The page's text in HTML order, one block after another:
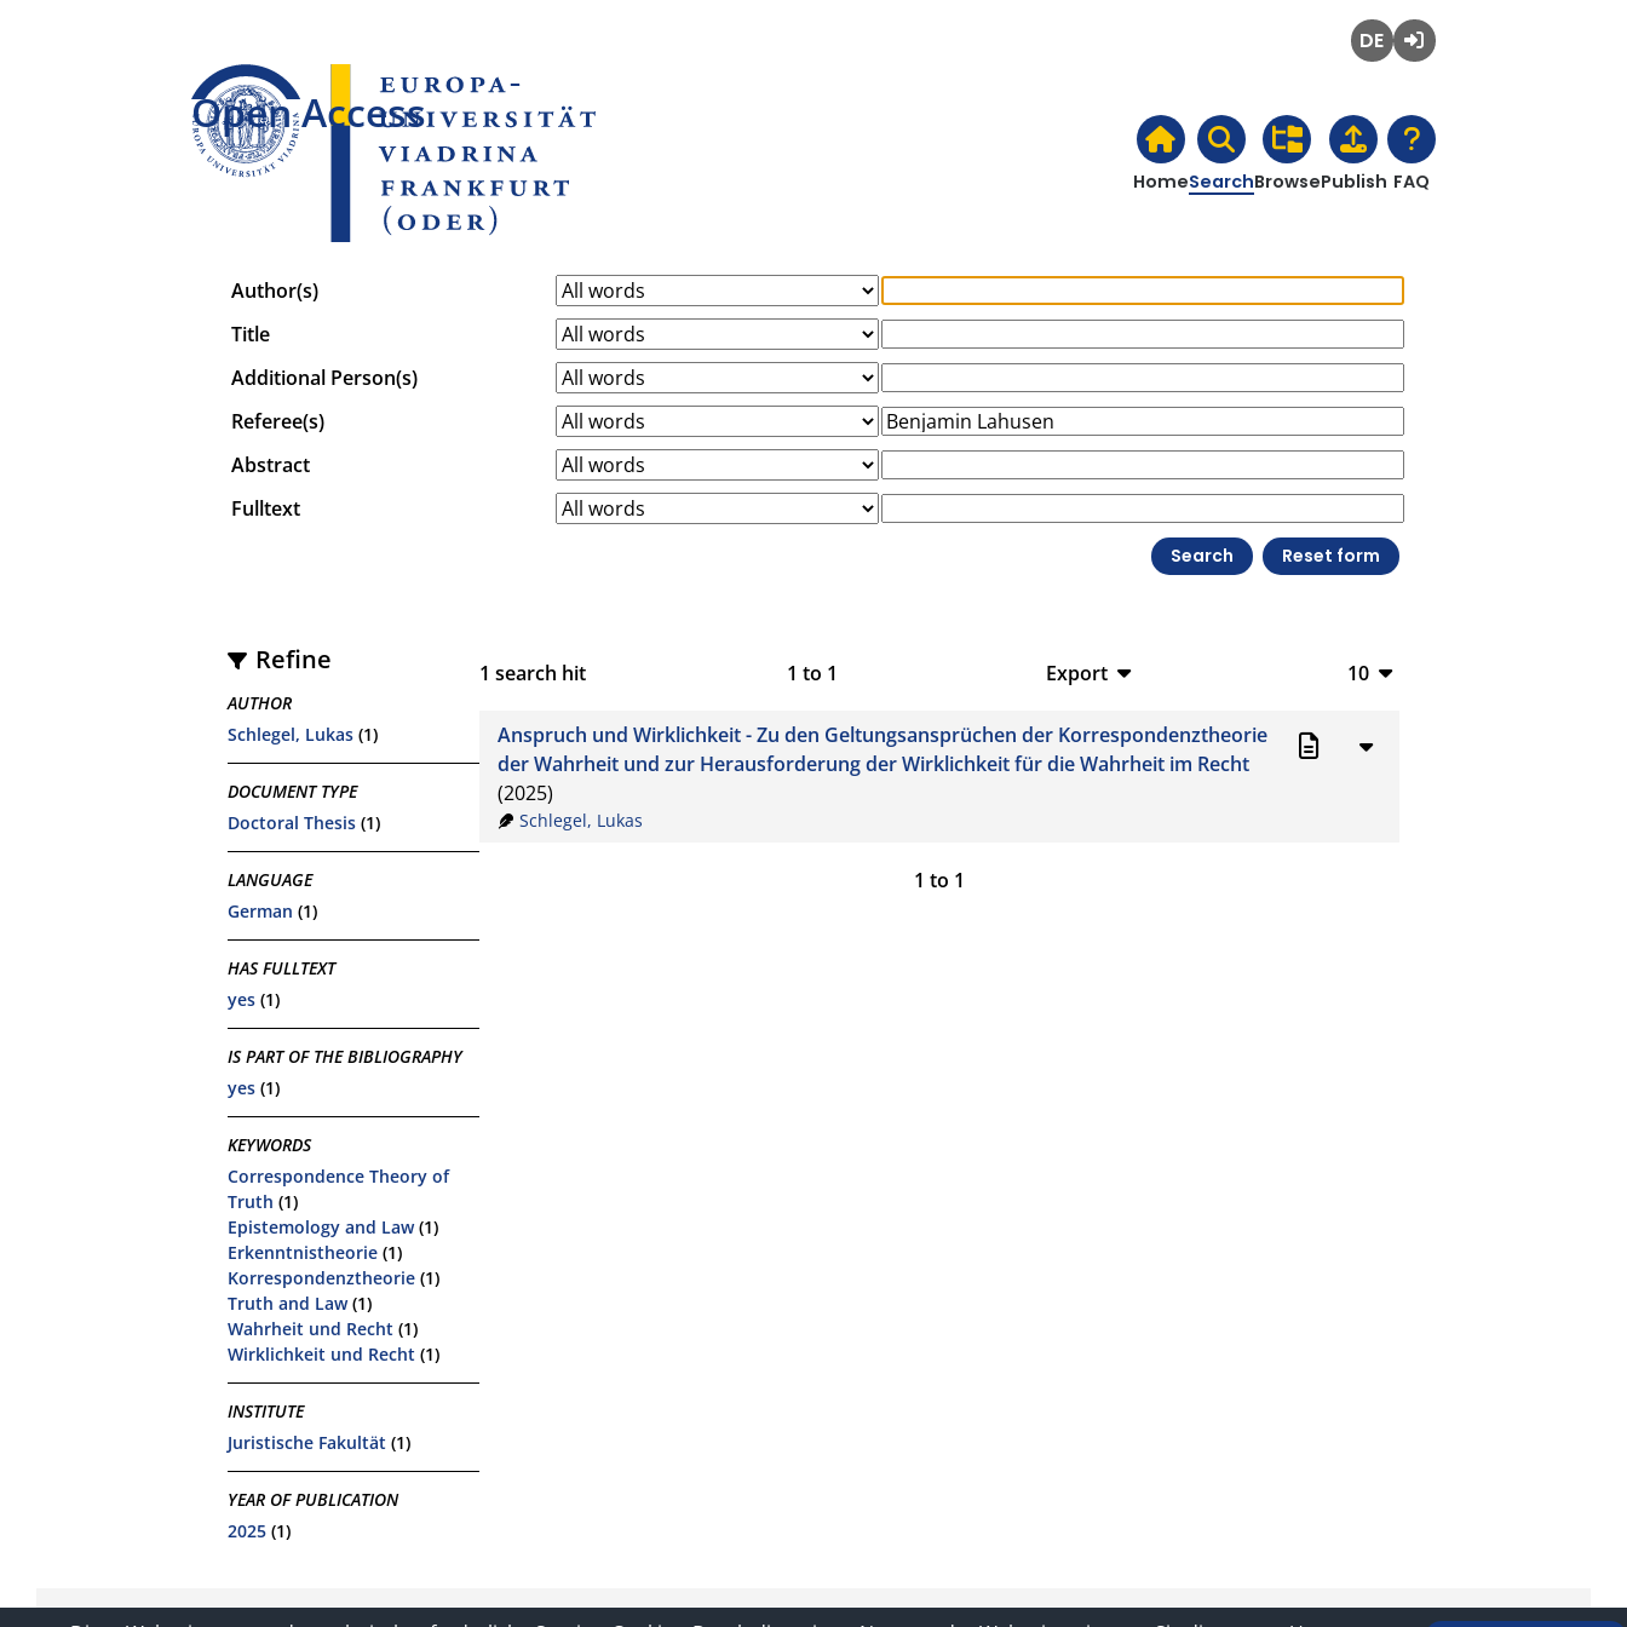
Open Access
HomeSearchBrowsePublish FAQ
Author(s)
Title
Additional Person(s)
Referee(s)
Abstract
Fulltext
Refine
AUTHOR
Schlegel, Lukas (1)
DOCUMENT TYPE
Doctoral Thesis (1)
LANGUAGE
German (1)
HAS FULLTEXT
yes (1)
IS PART OF THE BIBLIOGRAPHY
yes (1)
KEYWORDS
Correspondence Theory of
Truth (1)
Epistemology and Law(1)
Erkenntnistheorie (1)
Korrespondenztheorie (1)
Truth and Law(1)
Wahrheit und Recht (1)
Wirklichkeit und Recht (1)
INSTITUTE
Juristische Fakultät (1)
YEAR OF PUBLICATION
2025 (1)
1 search hit 1 to 1
Export
CSV
10
20
Anspruch und Wirklichkeit - Zu den Geltungsansprüchen der Korrespondenztheorie
der Wahrheit und zur Herausforderung der Wirklichkeit für die Wahrheit im Recht
(2025)
Schlegel, Lukas
1 to 1